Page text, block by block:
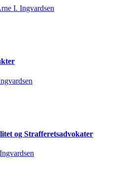
I. Ingvardsen
og Strafferetsadvokater